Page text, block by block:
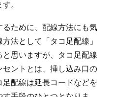
。
るために、配線方法にも気
法として「タコ足配線」
思いますが、タコ足配線
ントとは、挿し込み口の
配線は延長コードなどを